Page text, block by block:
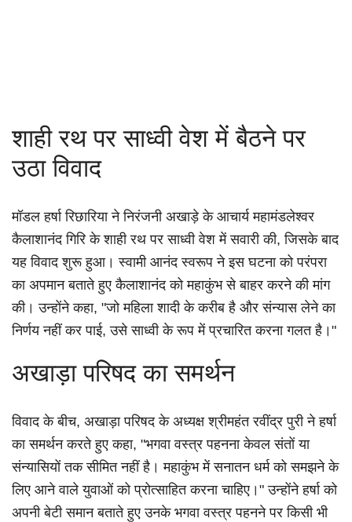
शाही रथ पर साध्वी वेश में बैठने पर
उठा विवाद
मॉडल हर्षा रिछारिया ने निरंजनी अखाड़े के आचार्य महामंडलेश्वर
कैलाशानंद गिरि के शाही रथ पर साध्वी वेश में सवारी की, जिसके बाद
यह विवाद शुरू हुआ। स्वामी आनंद स्वरूप ने इस घटना को परंपरा
का अपमान बताते हुए कैलाशानंद को महाकुंभ से बाहर करने की मांग
की। उन्होंने कहा, "जो महिला शादी के करीब है और संन्यास लेने का
निर्णय नहीं कर पाई, उसे साध्वी के रूप में प्रचारित करना गलत है।"
अखाड़ा परिषद का समर्थन
विवाद के बीच, अखाड़ा परिषद के अध्यक्ष श्रीमहंत रवींद्र पुरी ने हर्षा
का समर्थन करते हुए कहा, "भगवा वस्त्र पहनना केवल संतों या
संन्यासियों तक सीमित नहीं है। महाकुंभ में सनातन धर्म को समझने के
लिए आने वाले युवाओं को प्रोत्साहित करना चाहिए।" उन्होंने हर्षा को
अपनी बेटी समान बताते हुए उनके भगवा वस्त्र पहनने पर किसी भी